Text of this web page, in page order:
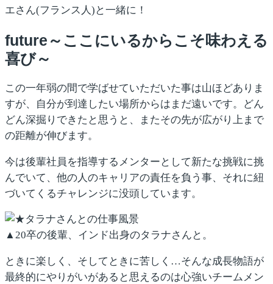
エさん(フランス人)と一緒に！
future～ここにいるからこそ味わえる
喜び～
この一年弱の間で学ばせていただいた事は山ほどありま
すが、自分が到達したい場所からはまだ遠いです。どん
どん深掘りできたと思うと、またその先が広がり上まで
の距離が伸びます。
今は後輩社員を指導するメンターとして新たな挑戦に挑
んでいて、他の人のキャリアの責任を負う事、それに紐
づいてくるチャレンジに没頭しています。
▲20卒の後輩、インド出身のタラナさんと。
ときに楽しく、そしてときに苦しく…そんな成長物語が
最終的にやりがいがあると思えるのは心強いチームメン